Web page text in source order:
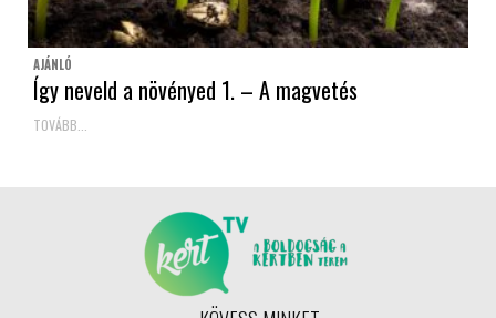
AJÁNLÓ
Így neveld a növényed 1. – A magvetés
TOVÁBB...